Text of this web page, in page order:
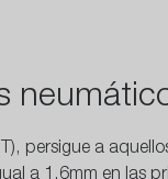
persigue a